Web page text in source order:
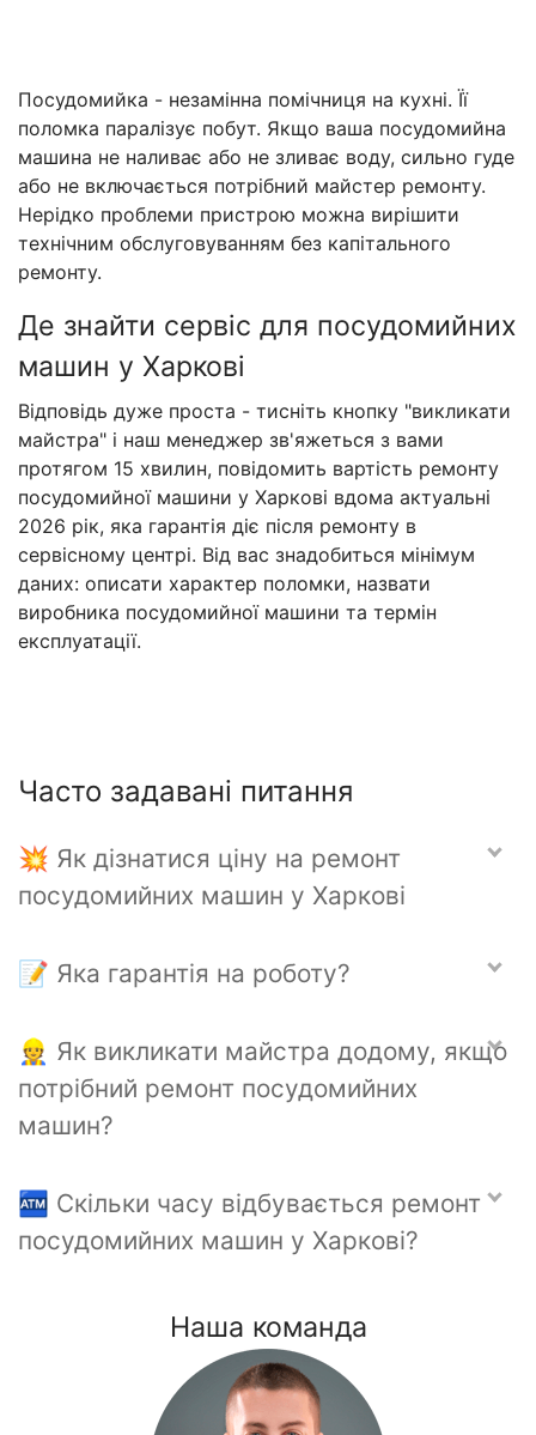
Посудомийка - незамінна помічниця на кухні. Її
поломка паралізує побут. Якщо ваша посудомийна
машина не наливає або не зливає воду, сильно гуде
або не включається потрібний майстер ремонту.
Нерідко проблеми пристрою можна вирішити
технічним обслуговуванням без капітального
ремонту.
Де знайти сервіс для посудомийних
машин у Харкові
Відповідь дуже проста - тисніть кнопку "викликати
майстра" і наш менеджер зв'яжеться з вами
протягом 15 хвилин, повідомить вартість ремонту
посудомийної машини у Харкові вдома актуальні
2026 рік, яка гарантія діє після ремонту в
сервісному центрі. Від вас знадобиться мінімум
даних: описати характер поломки, назвати
виробника посудомийної машини та термін
експлуатації.
Часто задавані питання
💥 Як дізнатися ціну на ремонт
посудомийних машин у Харкові
📝 Яка гарантія на роботу?
👷 Як викликати майстра додому, якщо
потрібний ремонт посудомийних
машин?
🏧 Скільки часу відбувається ремонт
посудомийних машин у Харкові?
Наша команда